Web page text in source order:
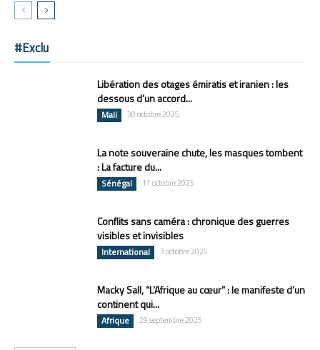
#Exclu
Libération des otages émiratis et iranien : les
dessous d’un accord...
Mali 30 octobre 2025
La note souveraine chute, les masques tombent
: La facture du...
Sénégal 11 octobre 2025
Conflits sans caméra : chronique des guerres
visibles et invisibles
International 3 octobre 2025
Macky Sall, “L’Afrique au cœur” : le manifeste d’un
continent qui...
Afrique 29 septembre 2025